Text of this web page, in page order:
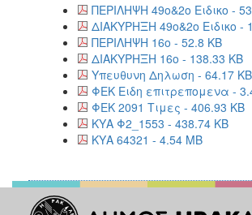
ΠΕΡΙΛΗΨΗ 49ο&2ο Ειδικο -
ΔΙΑΚΥΡΗΞΗ 49ο&2ο Ειδικο -
ΠΕΡΙΛΗΨΗ 16ο - 52.8 KB
ΔΙΑΚΥΡΗΞΗ 16ο - 138.33 KB
Υπευθυνη Δηλωση - 64.17 KB
ΦΕΚ Ειδη επιτρεπομενα -
ΦΕΚ 2091 Τιμες - 406.93 KB
ΚΥΑ Φ2_1553 - 438.74 KB
ΚΥΑ 64321 - 4.54 MB